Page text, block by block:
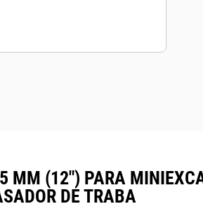
MM (12") PARA
DE TRABA